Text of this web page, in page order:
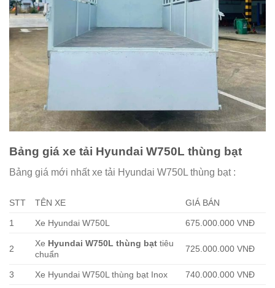
Bảng giá xe tải Hyundai W750L thùng bạt
Bảng giá mới nhất xe tải Hyundai W750L thùng bạt :
STT TÊN XE GIÁ BÁN
1 Xe Hyundai W750L 675.000.000 VNĐ
2
Xe Hyundai W750L thùng bạt tiêu
chuẩn
725.000.000 VNĐ
3 Xe Hyundai W750L thùng bạt Inox 740.000.000 VNĐ